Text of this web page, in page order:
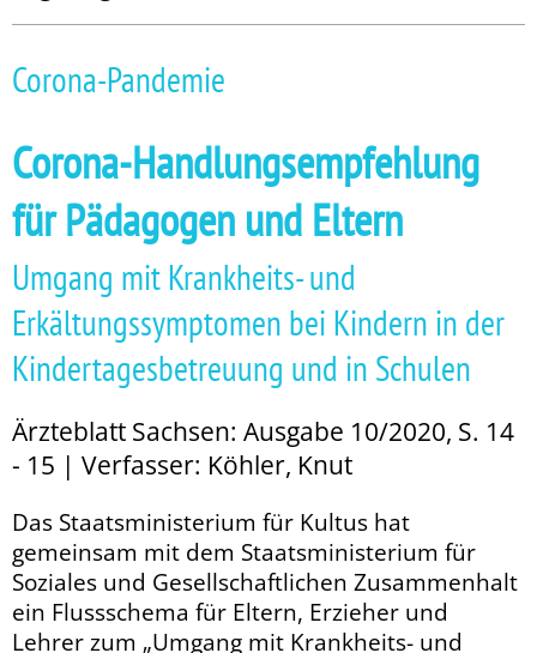
Corona-Pandemie
Corona-Handlungsempfehlung
für Pädagogen und Eltern
Umgang mit Krankheits- und
Erkältungssymptomen bei Kindern in der
Kindertagesbetreuung und in Schulen
Ärzteblatt Sachsen: Ausgabe 10/2020, S. 14
- 15 | Verfasser: Köhler, Knut
Das Staatsministerium für Kultus hat
gemeinsam mit dem Staatsministerium für
Soziales und Gesellschaftlichen Zusammenhalt
ein Flussschema für Eltern, Erzieher und
Lehrer zum „Umgang mit Krankheits- und